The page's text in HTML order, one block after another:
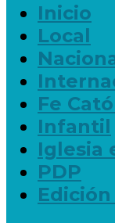
Inicio
Local
Fe
Infantil
Iglesia
PDP